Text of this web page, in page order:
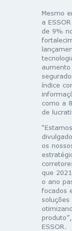
Mesmo
a
de 9%
índice
como a
de
os
que
o ano
focados
soluções
ESSOR.